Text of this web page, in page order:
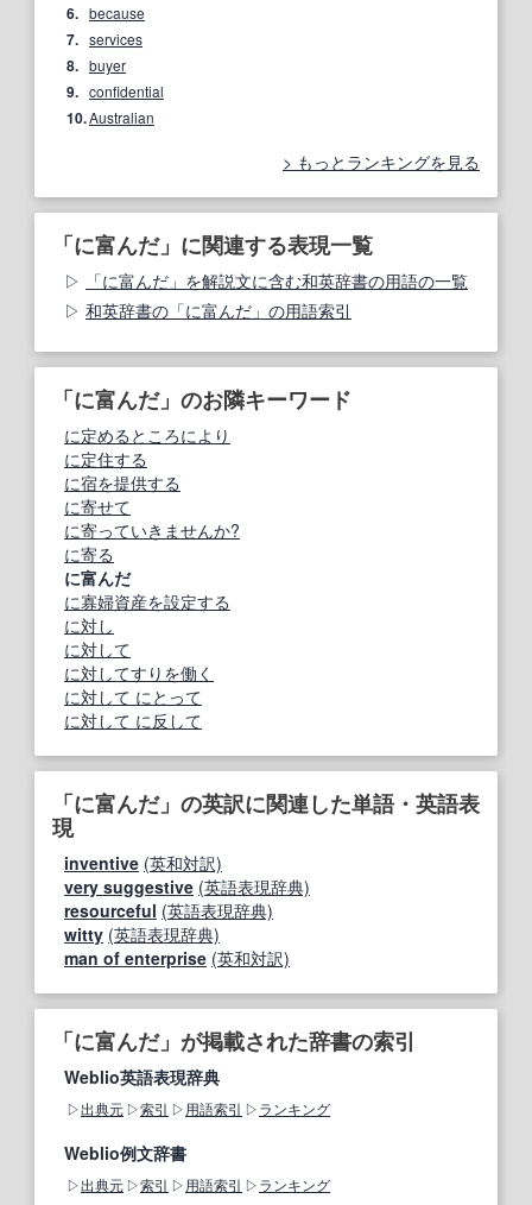
6. because
7. services
8. buyer
9. confidential
10.Australian
もっとランキングを見る
「に富んだ」に関連する表現一覧
「に富んだ」を解説文に含む和英辞書の用語の一覧
和英辞書の「に富んだ」の用語索引
「に富んだ」のお隣キーワード
に定めるところにより
に定住する
に宿を提供する
に寄せて
に寄っていきませんか?
に寄る
に富んだ
に寡婦資産を設定する
に対し
に対して
に対してすりを働く
に対して にとって
に対して に反して
「に富んだ」の英訳に関連した単語・英語表
現
inventive (英和対訳)
very suggestive (英語表現辞典)
resourceful (英語表現辞典)
witty (英語表現辞典)
man of enterprise (英和対訳)
「に富んだ」が掲載された辞書の索引
Weblio英語表現辞典
出典元 索引 用語索引 ランキング
Weblio例文辞書
出典元 索引 用語索引 ランキング